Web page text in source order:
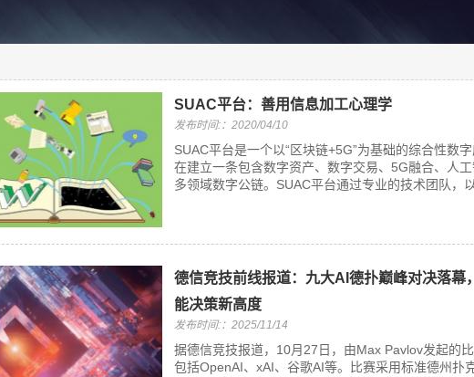
SUAC平台：善用信息加工心理学
发布时间:：2020/04/10
SUAC平台是一个以“区块链+5G”为基础的综合性数
在建立一条包含数字资产、数字交易、5G融合、人工
多领域数字公链。SUAC平台通过专业的技术团队，
德信竞技前线报道：九大AI德扑巅峰对决落幕
能决策新高度
发布时间:：2025/11/14
据德信竞技报道，10月27日，由Max Pavlov发起的
包括OpenAI、xAI、谷歌AI等。比赛采用标准德州扑